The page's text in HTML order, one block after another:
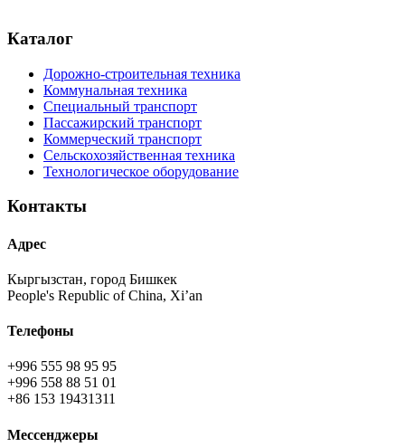
Каталог
Дорожно-строительная техника
Коммунальная техника
Специальный транспорт
Пассажирский транспорт
Коммерческий транспорт
Сельскохозяйственная техника
Технологическое оборудование
Контакты
Адрес
Кыргызстан, город Бишкек
People's Republic of China, Xi’an
Телефоны
+996 555 98 95 95
+996 558 88 51 01
+86 153 19431311
Мессенджеры